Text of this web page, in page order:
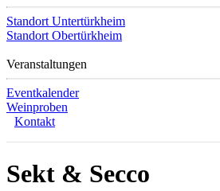
Standort Untertürkheim
Standort Obertürkheim
Veranstaltungen
Eventkalender
Weinproben
Kontakt
Sekt & Secco